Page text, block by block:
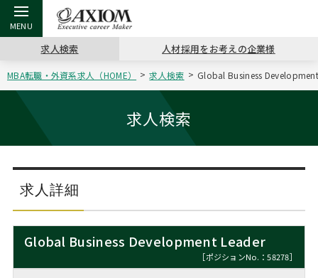
戻る
アクシアムの特長
戻る
コンサ
サービス案内
戻る
キャリ
コンサルタントの紹介
戻る
キャリア支援 TOP
キャリアデザイン講座
（最新求人市場動向）
戻る
MBAの
おわり
ステージ別アドバイス
MBAの転職事例
MBAからのFAQ
戻る
日本か
戻る
転職ツール TOP
英文レジュメの書き方
戻る
パワー
職務経歴書の書き方
戻る
転職コラム TOP
“展”職相談室
転職市場の明日をよめ
戻る
イベント・セミナー TOP
ジョブフェア
キャリアデザインセミナー
戻る
会社概要 TOP
沿革
主なクライアント
求人検索 人材採用をお考えの企業様
MBA転職・外資系求人（HOME） 求人検索 Global Business
求人検索
求人詳細
Global Business Development Leader
［ポジションNo.：58278］